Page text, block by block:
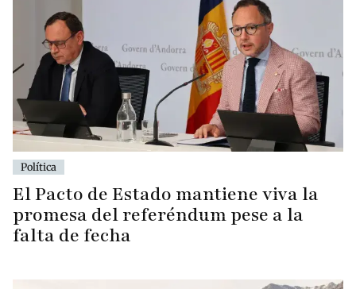
Política
El Pacto de Estado mantiene viva la
promesa del referéndum pese a la
falta de fecha